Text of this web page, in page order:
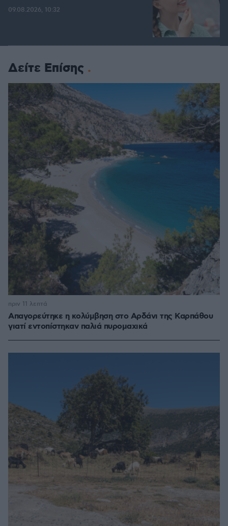
09.08.2026, 10:32
Δείτε Επίσης
Απαγορεύτηκε η κολύμβηση στο Αρδάνι της Καρπάθου
γιατί εντοπίστηκαν παλιά πυρομαχικά
πριν 11 λεπτά